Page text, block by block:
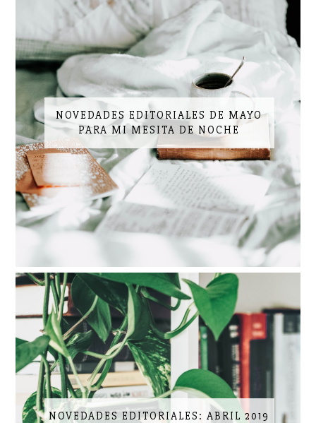
NOVEDADES EDITORIALES DE MAYO
PARA MI MESITA DE NOCHE
NOVEDADES EDITORIALES: ABRIL 2019